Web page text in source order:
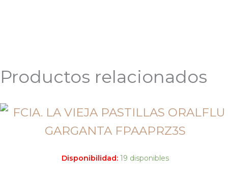
Productos relacionados
Disponibilidad: 19 disponibles